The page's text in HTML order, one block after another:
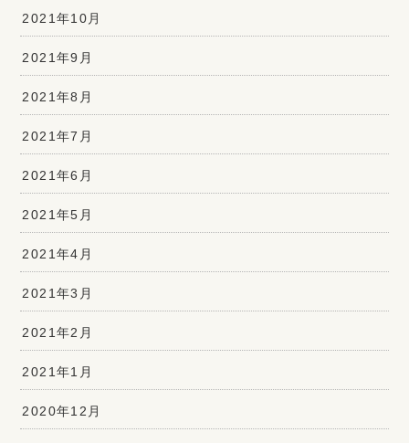
2021年10月
2021年9月
2021年8月
2021年7月
2021年6月
2021年5月
2021年4月
2021年3月
2021年2月
2021年1月
2020年12月